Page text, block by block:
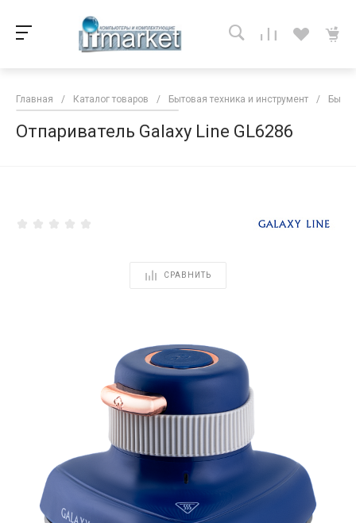
Главная / Каталог товаров / Бытовая техника и инструмент /
Отпариватель Galaxy Line GL6286
СРАВНИТЬ